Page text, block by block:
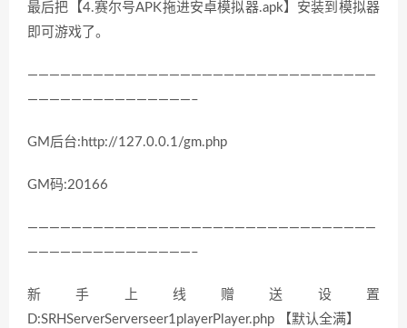
最后把【4.赛尔号APK拖进安卓模拟器.apk】安装到模拟器
即可游戏了。
————————————————————————————————
———————————————–
GM后台:http://127.0.0.1/gm.php
GM码:20166
————————————————————————————————
———————————————–
新手上线赠送设置
D:SRHServerServerseer1playerPlayer.php 【默认全满】